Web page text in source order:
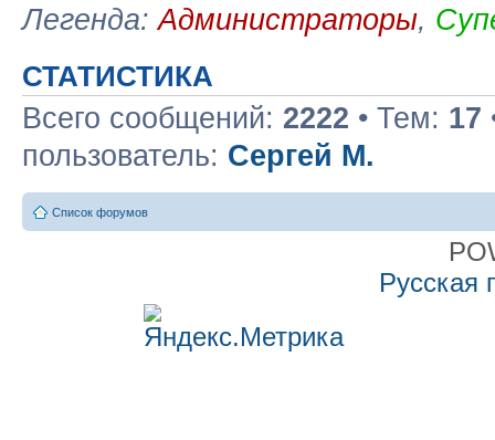
Легенда:Администраторы,
СТАТИСТИКА
Всего сообщений: 2222 • Тем: 17
пользователь: Сергей М.
Список форумов
Русская